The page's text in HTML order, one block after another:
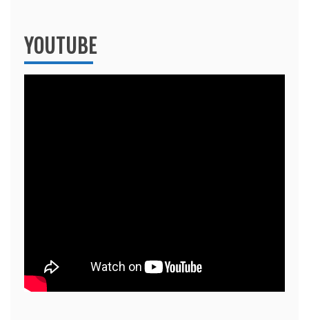
YOUTUBE